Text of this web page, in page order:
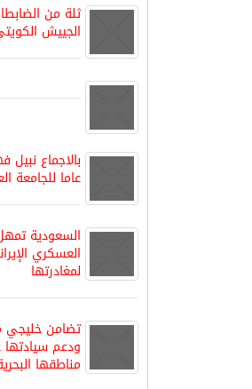
مدينة
كسوة
“سبيس إكس” تطلق 24 قمرًا
ثلة من
الجييش
بالاجماع نبيل
عاما للجامعة
السعودية
لمغادرتها
تضامن خليجي
ودعم
مناطقها